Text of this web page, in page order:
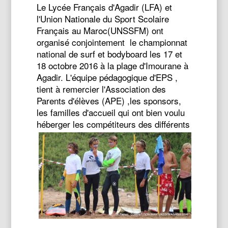
Le Lycée Français d'Agadir (LFA) et
l'Union Nationale du Sport Scolaire
Français au Maroc(UNSSFM) ont
organisé conjointement le championnat
national de surf et bodyboard les 17 et
18 octobre 2016 à la plage d'Imourane à
Agadir. L'équipe pédagogique d'EPS ,
tient à remercier l'Association des
Parents d'élèves (APE) ,les sponsors,
les familles d'accueil qui ont bien voulu
héberger les compétiteurs des différents